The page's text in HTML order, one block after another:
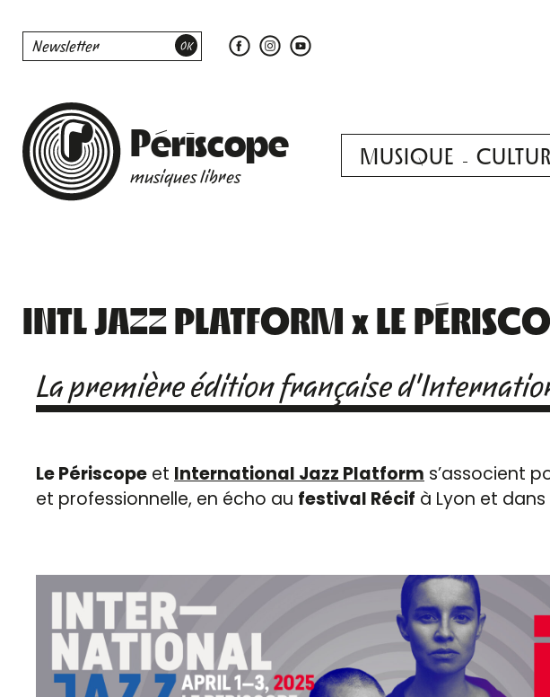
Périscope
musiques libres
MUSIQUE
INTL JAZZ PLATFORM x LE
La première édition française
Le Périscope et International Jazz Platform s’associent
et professionnelle, en écho au festival Récif à Lyon et